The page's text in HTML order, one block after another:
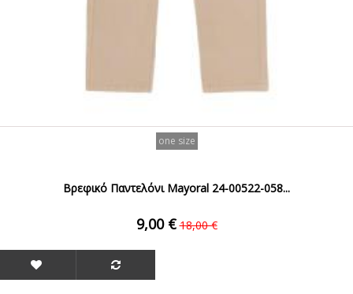
one size
Βρεφικό Παντελόνι Mayoral 24-00522-058...
9,00 € 18,00 €